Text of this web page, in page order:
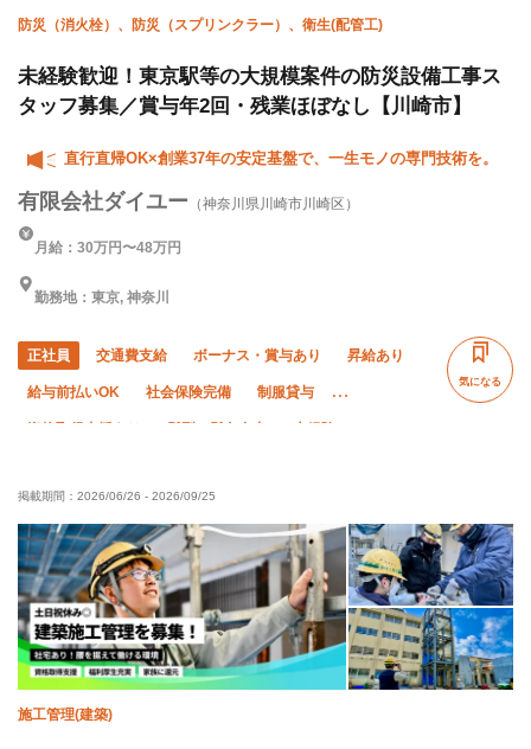
防災（消火栓）、防災（スプリンクラー）、衛生(配管工)
未経験歓迎！東京駅等の大規模案件の防災設備工事ス
タッフ募集／賞与年2回・残業ほぼなし【川崎市】
直行直帰OK×創業37年の安定基盤で、一生モノの専門技術を。
有限会社ダイユー （神奈川県川崎市川崎区）
月給：30万円〜48万円
勤務地：東京, 神奈川
正社員 交通費支給 ボーナス・賞与あり 昇給あり
給与前払いOK 社会保険完備 制服貸与
資格取得支援あり 髪型・髪色自由 未経験OK
外国人活躍中 残業月10時間以下
直帰・直行OK 夏季休暇 年末年始休暇 転勤なし
気になる
掲載期間： 2026/06/26 - 2026/09/25
施工管理(建築)